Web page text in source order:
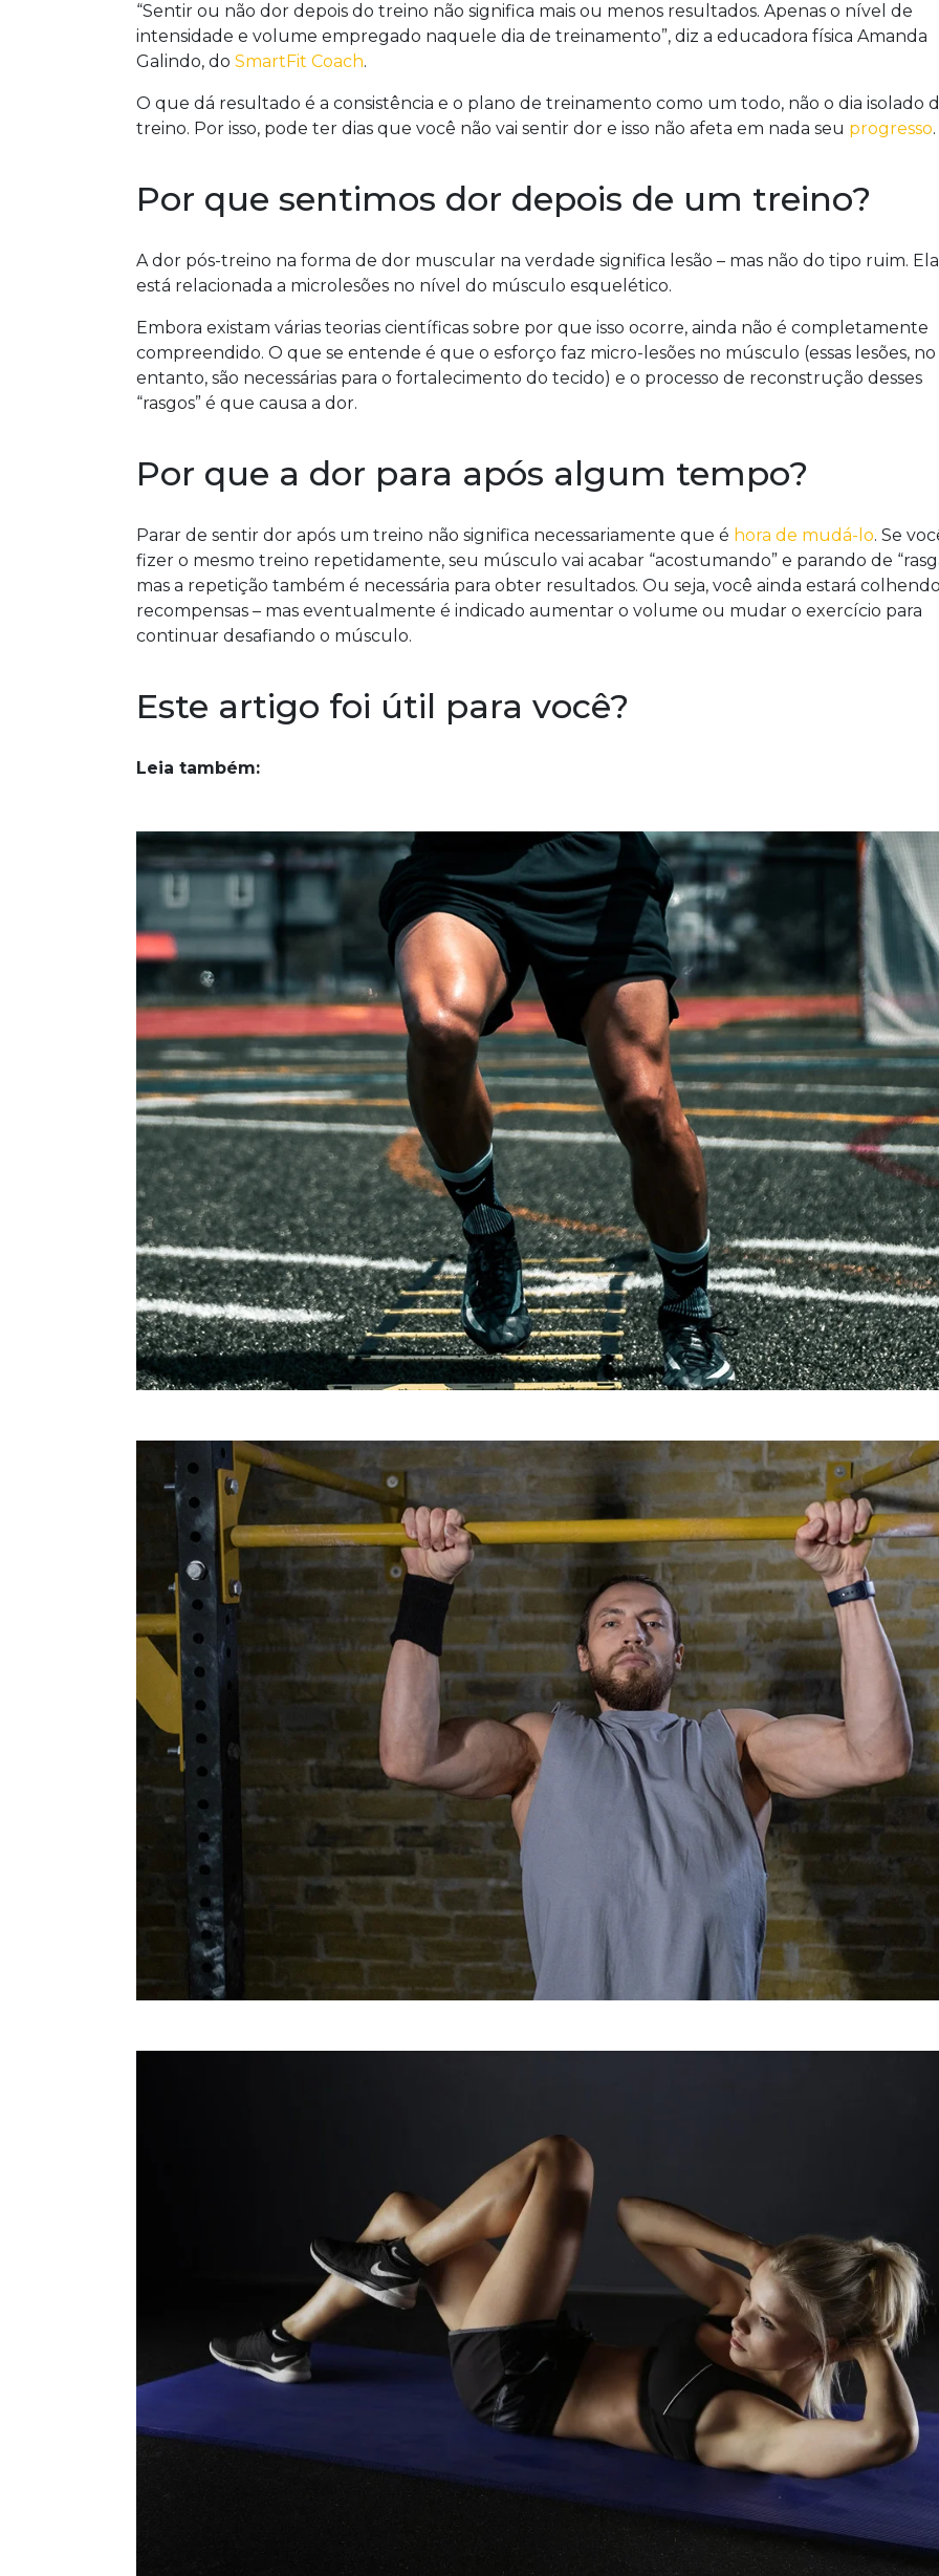
“Sentir ou não dor depois do treino não significa mais ou menos resultados. Apenas o nível de
intensidade e volume empregado naquele dia de treinamento”, diz a educadora física Amanda
Galindo, do SmartFit Coach.
O que dá resultado é a consistência e o plano de treinamento como um todo, não o dia isolado
treino. Por isso, pode ter dias que você não vai sentir dor e isso não afeta em nada seu progresso.
Por que sentimos dor depois de um treino?
A dor pós-treino na forma de dor muscular na verdade significa lesão – mas não do tipo ruim. Ela
está relacionada a microlesões no nível do músculo esquelético.
Embora existam várias teorias científicas sobre por que isso ocorre, ainda não é completamente
compreendido. O que se entende é que o esforço faz micro-lesões no músculo (essas lesões, no
entanto, são necessárias para o fortalecimento do tecido) e o processo de reconstrução desses
“rasgos” é que causa a dor.
Por que a dor para após algum tempo?
Parar de sentir dor após um treino não significa necessariamente que é hora de mudá-lo. Se
fizer o mesmo treino repetidamente, seu músculo vai acabar “acostumando” e parando de
mas a repetição também é necessária para obter resultados. Ou seja, você ainda estará colhendo
recompensas – mas eventualmente é indicado aumentar o volume ou mudar o exercício para
continuar desafiando o músculo.
Este artigo foi útil para você?
Leia também: